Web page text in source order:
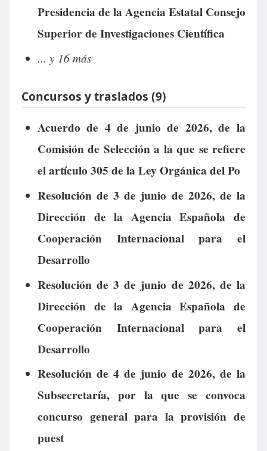
Presidencia de la Agencia Estatal Consejo
Superior de Investigaciones Científica
... y 16 más
Concursos y traslados (9)
Acuerdo de 4 de junio de 2026, de la
Comisión de Selección a la que se refiere
el artículo 305 de la Ley Orgánica del Po
Resolución de 3 de junio de 2026, de la
Dirección de la Agencia Española de
Cooperación Internacional para el
Desarrollo
Resolución de 3 de junio de 2026, de la
Dirección de la Agencia Española de
Cooperación Internacional para el
Desarrollo
Resolución de 4 de junio de 2026, de la
Subsecretaría, por la que se convoca
concurso general para la provisión de
puest